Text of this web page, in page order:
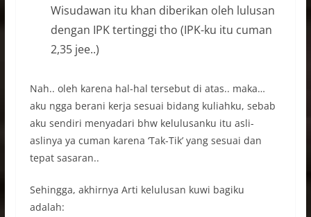
Wisudawan itu khan diberikan oleh lulusan
dengan IPK tertinggi tho (IPK-ku itu cuman
2,35 jee..)
Nah.. oleh karena hal-hal tersebut di atas.. maka…
aku ngga berani kerja sesuai bidang kuliahku, sebab
aku sendiri menyadari bhw kelulusanku itu asli-
aslinya ya cuman karena ‘Tak-Tik’ yang sesuai dan
tepat sasaran..
Sehingga, akhirnya Arti kelulusan kuwi bagiku
adalah: